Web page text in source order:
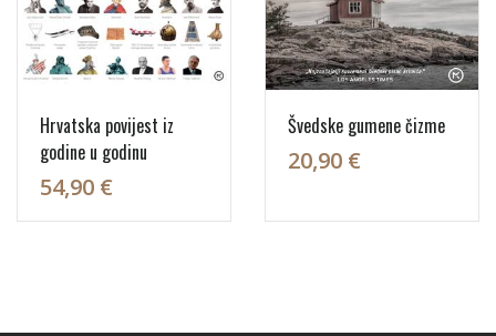
Hrvatska povijest iz
godine u godinu
54,90 €
Švedske gumene čizme
20,90 €